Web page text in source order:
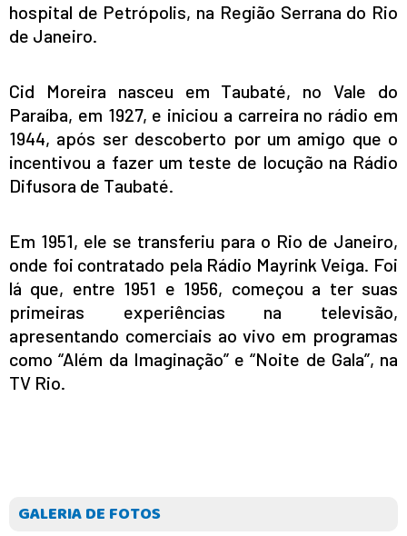
hospital de Petrópolis, na Região Serrana do Rio
de Janeiro.
Cid Moreira nasceu em Taubaté, no Vale do
Paraíba, em 1927, e iniciou a carreira no rádio em
1944, após ser descoberto por um amigo que o
incentivou a fazer um teste de locução na Rádio
Difusora de Taubaté.
Em 1951, ele se transferiu para o Rio de Janeiro,
onde foi contratado pela Rádio Mayrink Veiga. Foi
lá que, entre 1951 e 1956, começou a ter suas
primeiras experiências na televisão,
apresentando comerciais ao vivo em programas
como “Além da Imaginação” e “Noite de Gala”, na
TV Rio.
GALERIA DE FOTOS